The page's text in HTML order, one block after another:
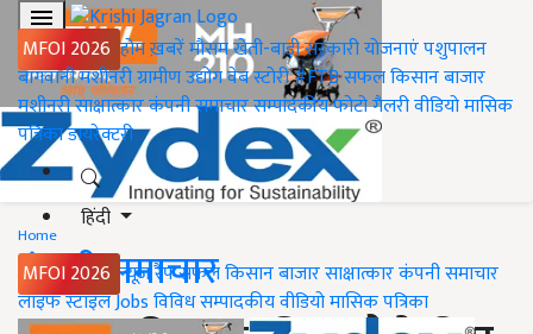
MFOI 2026 होमख़बरेंमौसमखेती-बाड़ीसरकारी योजनाएंपशुपालन
बागवानीमशीनरीग्रामीण उद्योगवेब स्टोरी#FTBसफल किसानबाजार
मशीनरीसाक्षात्कारकंपनी समाचारसम्पादकीयफोटो गैलरीवीडियोमासिक
पत्रिकाडायरेक्टरी
हिंदी
MFOI 2026 न्यूज़ रैपसफल किसानबाजारसाक्षात्कारकंपनी समाचार
लाइफ स्टाइलJobsविविधसम्पादकीयवीडियोमासिक पत्रिका
Home
कंपनी समाचार